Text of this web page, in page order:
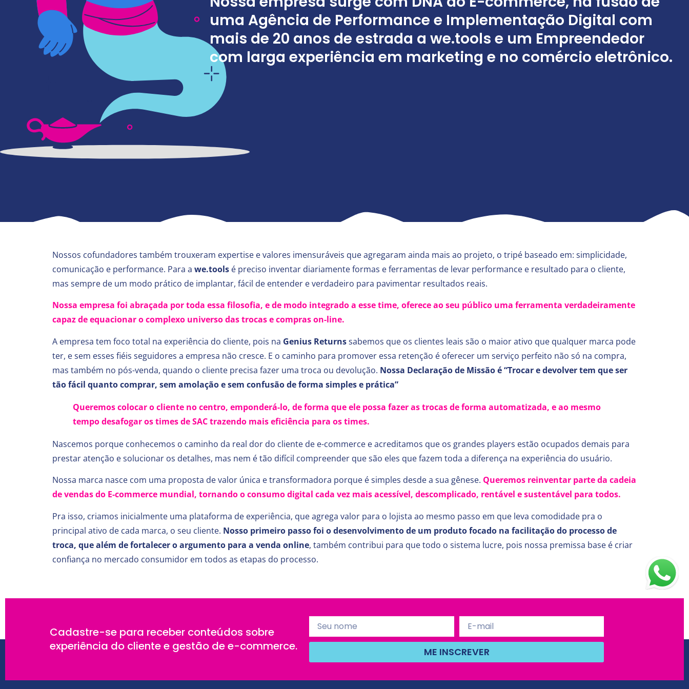
uma Agência de Performance e Implementação Digital com
mais de 20 anos de estrada a we.tools e um Empreendedor
com larga experiência em marketing e no comércio eletrônico.
Nossos cofundadores também trouxeram expertise e valores imensuráveis que agregaram ainda mais ao projeto, o tripé baseado em: simplicidade,
comunicação e performance. Para a we.tools é preciso inventar diariamente formas e ferramentas de levar performance e resultado para o cliente,
mas sempre de um modo prático de implantar, fácil de entender e verdadeiro para pavimentar resultados reais.
Nossa empresa foi abraçada por toda essa filosofia, e de modo integrado a esse time, oferece ao seu público uma ferramenta verdadeiramente
capaz de equacionar o complexo universo das trocas e compras on-line.
A empresa tem foco total na experiência do cliente, pois na Genius Returnssabemos que os clientes leais são o maior ativo que qualquer marca pode
ter, e sem esses fiéis seguidores a empresa não cresce. E o caminho para promover essa retenção é oferecer um serviço perfeito não só na compra,
mas também no pós-venda, quando o cliente precisa fazer uma troca ou devolução. Nossa Declaração de Missão é “Trocar e devolver tem que ser
tão fácil quanto comprar, sem amolação e sem confusão de forma simples e prática”
Queremos colocar o cliente no centro, emponderá-lo, de forma que ele possa fazer as trocas de forma automatizada, e ao mesmo
tempo desafogar os times de SAC trazendo mais eficiência para os times.
Nascemos porque conhecemos o caminho da real dor do cliente de e-commerce e acreditamos que os grandes players estão ocupados demais para
prestar atenção e solucionar os detalhes, mas nem é tão difícil compreender que são eles que fazem toda a diferença na experiência do usuário.
Nossa marca nasce com uma proposta de valor única e transformadora porque é simples desde a sua gênese. Queremos reinventar parte da cadeia
de vendas do E-commerce mundial, tornando o consumo digital cada vez mais acessível, descomplicado, rentável e sustentável para todos.
Pra isso, criamos inicialmente uma plataforma de experiência, que agrega valor para o lojista ao mesmo passo em que leva comodidade pra o
principal ativo de cada marca, o seu cliente. Nosso primeiro passo foi o desenvolvimento de um produto focado na facilitação do processo de
troca, que além de fortalecer o argumento para a venda online, também contribui para que todo o sistema lucre, pois nossa premissa base é criar
confiança no mercado consumidor em todos as etapas do processo.
Cadastre-se para receber conteúdos sobre
experiência do cliente e gestão de e-commerce.
ME INSCREVER